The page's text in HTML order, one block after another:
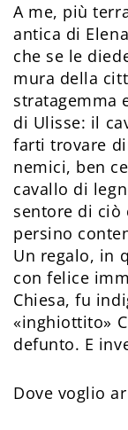
A me, più
antica di
che se le
mura della
stratagemma
di Ulisse: il
farti trovare
nemici, ben
cavallo di
sentore di
persino
Un regalo, in
con felice
Chiesa, fu
«inghiottito»
defunto. E
Dove voglio